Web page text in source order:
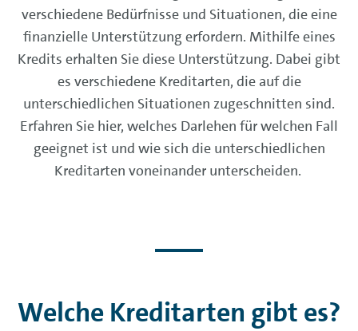
verschiedene Bedürfnisse und Situationen, die eine
finanzielle Unterstützung erfordern. Mithilfe eines
Kredits erhalten Sie diese Unterstützung. Dabei gibt
es verschiedene Kreditarten, die auf die
unterschiedlichen Situationen zugeschnitten sind.
Erfahren Sie hier, welches Darlehen für welchen Fall
geeignet ist und wie sich die unterschiedlichen
Kreditarten voneinander unterscheiden.
Welche Kreditarten gibt es?